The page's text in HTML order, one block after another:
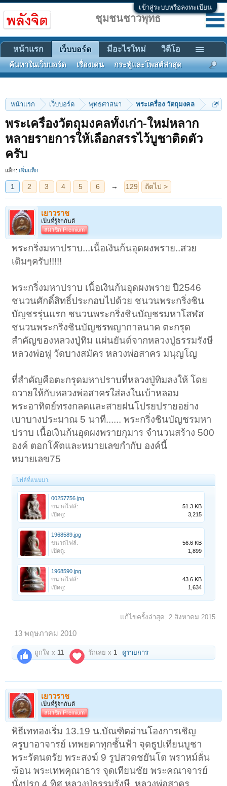
เข้าสู่ระบบหรือลงทะเบียน
หน้าแรก เว็บบอร์ด พุทธศาสนา พระเครื่อง วัตถุมงคล
พระเครื่องวัตถุมงคลทั้งเก่า-ใหม่หลาก
หลายรายการให้เลือกสรรไว้บูชาติดตัว
ครับ
แท็ก: เพิ่มแท็ก
→ 129
เยาวราช
เป็นที่รู้จักกันดี
สมาชิก Premium
พระกริ่งมหาปราบ...เนื้อเงินก้นอุดผงพราย..สวย
เดิมๆครับ!!!!!​
พระกริ่งมหาปราบ เนื้อเงินก้นอุดผงพราย ปี2546
ชนวนศักดิ์สิทธิ์ประกอบไปด้วย ชนวนพระกริ่งชิน
บัญชรรุ่นแรก ชนวนพระกริ่งชินบัญชรมหาโสฬส
ชนวนพระกริ่งชินบัญชรพญากาลนาค ตะกรุด
สำคัญของหลวงปู่ทิม แผ่นยันต์จากหลวงปู่ธรรมรังษี
หลวงพ่อฟู วัดบางสมัคร หลวงพ่อสาคร มนุญโญ
ที่สำคัญคือตะกรุดมหาปราบที่หลวงปู่ทิมลงให้ โดย
ถวายให้กับหลวงพ่อสาครใส่ลงในเบ้าหลอม
พระอาทิตย์ทรงกลดและสายฝนโปรยปรายอย่าง
เบาบางประมาณ 5 นาที...... พระกริ่งชินบัญชรมหา
ปราบ เนื้อเงินก้นอุดผงพรายกุมาร จำนวนสร้าง 500
องค์ ตอกโค๊ตและหมายเลขกำกับ องค์นี้
หมายเลข75
ไฟล์ที่แนบมา:
00257756.jpg
ขนาดไฟล์:
51.3 KB
เปิดดู:
3,215
1968589.jpg
ขนาดไฟล์:
56.6 KB
เปิดดู:
1,899
1968590.jpg
ขนาดไฟล์:
43.6 KB
เปิดดู:
1,634
แก้ไขครั้งล่าสุด: 2 สิงหาคม 2015
13 พฤษภาคม 2010
ถูกใจ x11 รักเลย x1 ดูรายการ
เยาวราช
เป็นที่รู้จักกันดี
สมาชิก Premium
พิธีเททองเริ่ม 13.19 น.บัณฑิตอ่านโองการเชิญ
ครูบาอาจารย์ เทพยดาทุกชั้นฟ้า จุดธูปเทียนบูชา
พระรัตนตรัย พระสงฆ์ 9 รูปสวดชยันโต พราหม์ลั่น
ฆ้อน พระเทพคุณาธาร จุดเทียนชัย พระคณาจารย์
นั่งปรก 4 ทิศ หลวงปู่ธรรมรังษี, หลวงพ่อสาคร ,
ชุมชนชาวพุทธ
หน้าแรก เว็บบอร์ด
ค้นหาในเว็บบอร์ด เรื่องเด่น กระทู้และโพสต์ล่าสุด
มีอะไรใหม่ วิดีโอ